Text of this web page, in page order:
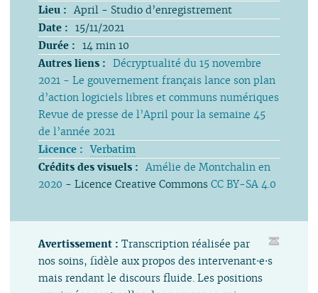
Lieu : April - Studio d’enregistrement
Date : 15/11/2021
Durée : 14 min 10
Autres liens : Décryptualité du 15 novembre
2021 - Le gouvernement français lance son plan
d’action logiciels libres et communs numériques
Revue de presse de l’April pour la semaine 45
de l’année 2021
Licence : Verbatim
Crédits des visuels : Amélie de Montchalin en
2020 - Licence Creative CommonsCC BY-SA 4.0
Avertissement :Transcription réalisée par
nos soins, fidèle aux propos des intervenant⋅e⋅s
mais rendant le discours fluide. Les positions